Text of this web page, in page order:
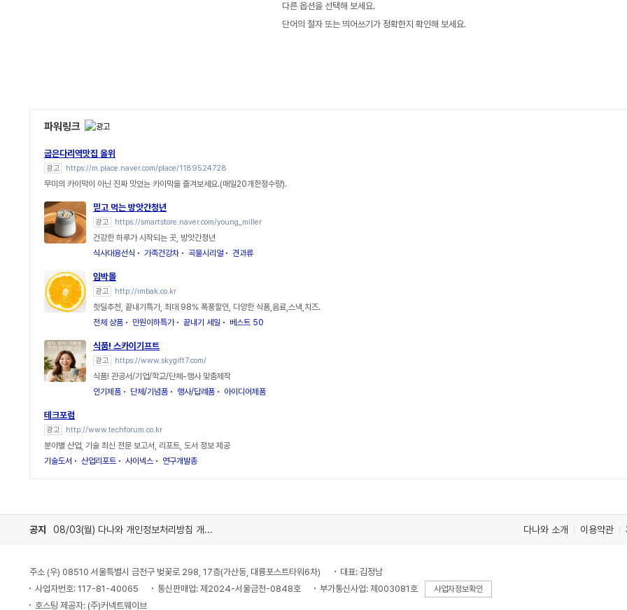
다른 옵션을 선택해 보세요.
단어의 철자 또는 띄어쓰기가 정확한지 확인해 보세요.
파워링크
굽은다리역맛집 올위
광고 https://m.place.naver.com/place/1189524728
무미의 카이막이 아닌 진짜 맛있는 카이막을 즐겨보세요.(매일20개한정수량).
믿고 먹는 방앗간청년
광고 https://smartstore.naver.com/young_miller
건강한 하루가 시작되는 곳, 방앗간청년
식사대용선식
가족건강차 곡물시리얼 견과류
임박몰
광고 http://imbak.co.kr
핫딜추천, 끝내기특가, 최대 98% 폭풍할인, 다양한 식품,음료,스낵,치즈.
전체 상품
만원이하특가 끝내기 세일 베스트 50
식품! 스카이기프트
광고 https://www.skygift7.com/
식품! 관공서/기업/학교/단체-행사 맞춤제작
인기제품
단체/기념품 행사/답례품 아이디어제품
테크포럼
광고 http://www.techforum.co.kr
분야별 산업, 기술 최신 전문 보고서, 리포트, 도서 정보 제공
기술도서
산업리포트 사이넥스 연구개발총
공지 08/03(월) 다나와 개인정보처리방침 개정 안내 다나와 소개 이용약관
주소 (우) 08510 서울특별시 금천구 벚꽃로 298, 17층(가산동, 대륭포스트타워6차)
대표: 김정남
사업자번호: 117-81-40065
통신판매업: 제2024-서울금천-0848호 부가통신사업: 제003081호 사업자정보확인
호스팅 제공자: (주)커넥트웨이브